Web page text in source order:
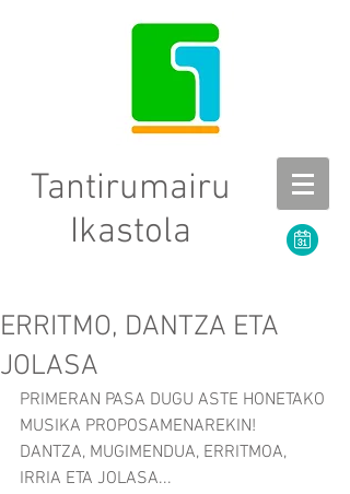
Tantirumairu
Ikastola
ERRITMO, DANTZA ETA
JOLASA
PRIMERAN PASA DUGU ASTE HONETAKO
MUSIKA PROPOSAMENAREKIN!
DANTZA, MUGIMENDUA, ERRITMOA,
IRRIA ETA JOLASA...